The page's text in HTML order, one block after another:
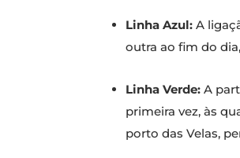
Linha Azul: A
outra ao fim do
Linha Verde: A
primeira vez, às
porto das Velas,